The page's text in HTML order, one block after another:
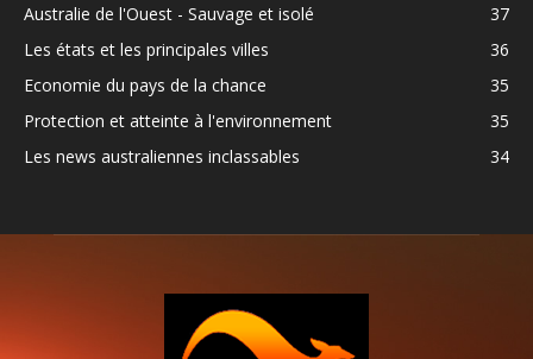
Australie de l'Ouest - Sauvage et isolé
37
Les états et les principales villes
36
Economie du pays de la chance
35
Protection et atteinte à l'environnement
35
Les news australiennes inclassables
34